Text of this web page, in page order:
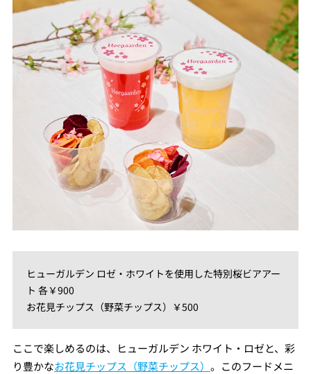
ヒューガルデン ロゼ・ホワイトを使用した特別桜ビアアー
ト 各￥900
お花見チップス（野菜チップス）￥500
ここで楽しめるのは、ヒューガルデン ホワイト・ロゼと、彩
り豊かなお花見チップス（野菜チップス） 。このフードメニ